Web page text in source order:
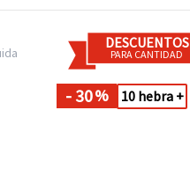
DESCUENTOS
PARA CANTIDAD
- 30% 10 hebra +